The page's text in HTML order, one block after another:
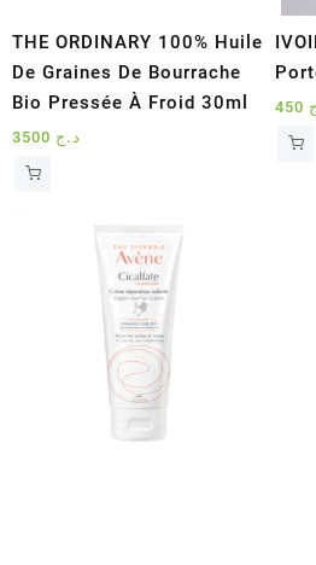
THE ORDINARY 100% Huile
De Graines De Bourrache
Bio Pressée À Froid 30ml
د.ج